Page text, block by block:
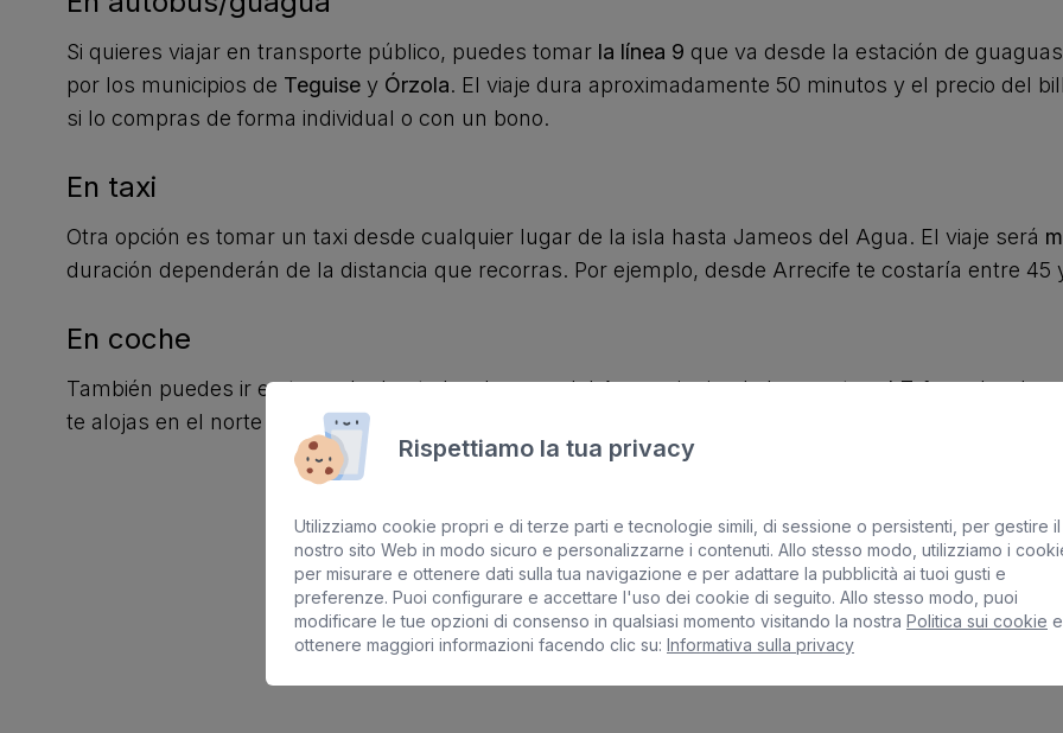
Si quieres viajar en transporte público, puedes tomar la línea 9 que va desde la estación de
por los municipios de Teguise y Órzola. El viaje dura aproximadamente 50 minutos y el precio del
si lo compras de forma individual o con un bono.
En taxi
Otra opción es tomar un taxi desde cualquier lugar de la isla hasta Jameos del Agua. El viaje será
duración dependerán de la distancia que recorras. Por ejemplo, desde Arrecife te costaría entre
En coche
También puedes ir en tu coche hasta los Jameos del Agua, siguiendo la carreteraLZ-1que bordea
te alojas en el norte deberás poner rumbo a Arrecife, desde la capital el trayecto es de unos 27
Rispettiamo la tua privacy
Utilizziamo cookie propri e di terze parti e tecnologie simili, di sessione o persistenti, per gestire il
nostro sito Web in modo sicuro e personalizzarne i contenuti. Allo stesso modo, utilizziamo i
per misurare e ottenere dati sulla tua navigazione e per adattare la pubblicità ai tuoi gusti e
preferenze. Puoi configurare e accettare l'uso dei cookie di seguito. Allo stesso modo, puoi
modificare le tue opzioni di consenso in qualsiasi momento visitando la nostra Politica sui cookie e
ottenere maggiori informazioni facendo clic su: Informativa sulla privacy